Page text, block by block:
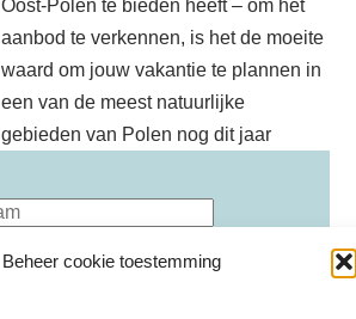
Beheer cookie toestemming
Oost-Polen te bieden heeft – om het
aanbod te verkennen, is het de moeite
waard om jouw vakantie te plannen in
een van de meest natuurlijke
gebieden van Polen nog dit jaar